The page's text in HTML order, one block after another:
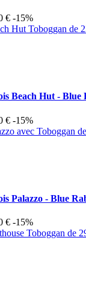
€ -15%
Beach Hut - Blue
€ -15%
Palazzo - Blue
€ -15%